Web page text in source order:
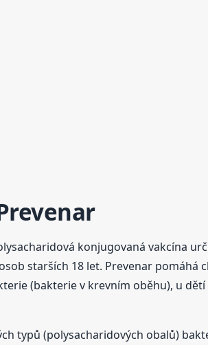
konjugovaná vakcína
starších 18 let. Prevenar
(bakterie v krevním oběhu), u
typů (polysacharidových obalů)